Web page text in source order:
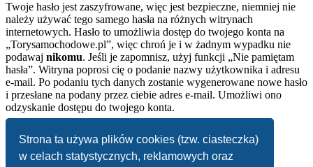
Strona ta używa plików cookies (tzw. ciasteczka)
w celach statystycznych, reklamowych oraz
Twoje hasło jest zaszyfrowane, więc jest bezpieczne, niemniej nie
należy używać tego samego hasła na różnych witrynach
internetowych. Hasło to umożliwia dostęp do twojego konta na
„Torysamochodowe.pl”, więc chroń je i w żadnym wypadku nie
podawaj nikomu. Jeśli je zapomnisz, użyj funkcji „Nie pamiętam
hasła”. Witryna poprosi cię o podanie nazwy użytkownika i adresu
e-mail. Po podaniu tych danych zostanie wygenerowane nowe hasło
i przesłane na podany przez ciebie adres e-mail. Umożliwi ono
odzyskanie dostępu do twojego konta.
Strefa czasowaUTC+02:00
Usuń ciasteczka witryny